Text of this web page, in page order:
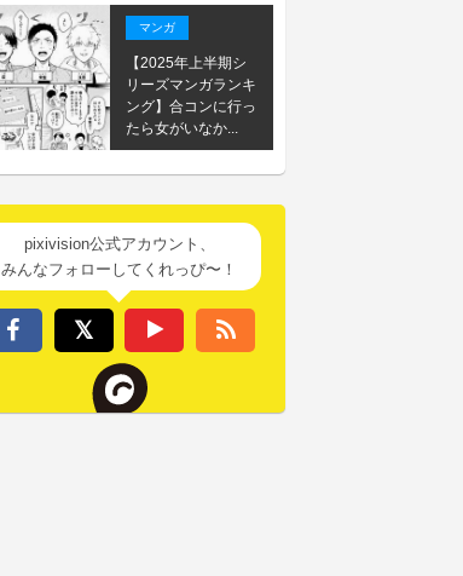
マンガ
【2025年上半期シ
リーズマンガランキ
ング】合コンに行っ
たら女がいなか...
pixivision公式アカウント、
みんなフォローしてくれっぴ〜！